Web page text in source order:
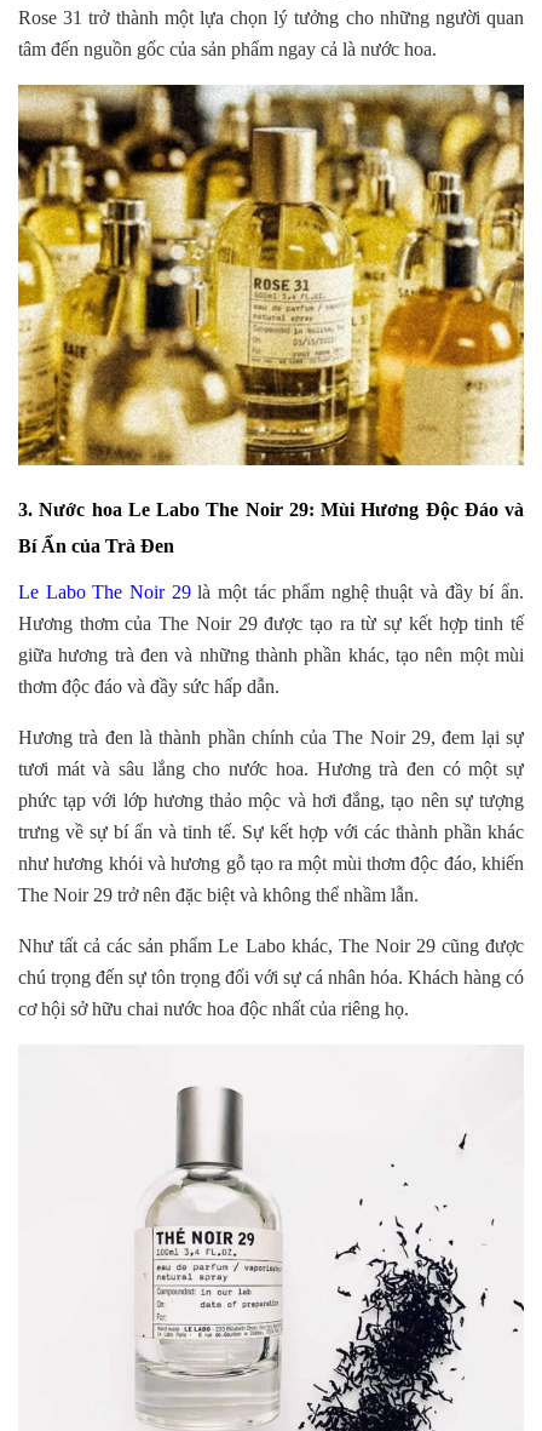
Rose 31 trở thành một lựa chọn lý tưởng cho những người quan
tâm đến nguồn gốc của sản phẩm ngay cả là nước hoa.
3. Nước hoa Le Labo The Noir 29: Mùi Hương Độc Đáo và
Bí Ẩn của Trà Đen
Le Labo The Noir 29là một tác phẩm nghệ thuật và đầy bí ẩn.
Hương thơm của The Noir 29 được tạo ra từ sự kết hợp tinh tế
giữa hương trà đen và những thành phần khác, tạo nên một mùi
thơm độc đáo và đầy sức hấp dẫn.
Hương trà đen là thành phần chính của The Noir 29, đem lại sự
tươi mát và sâu lắng cho nước hoa. Hương trà đen có một sự
phức tạp với lớp hương thảo mộc và hơi đắng, tạo nên sự tượng
trưng về sự bí ẩn và tinh tế. Sự kết hợp với các thành phần khác
như hương khói và hương gỗ tạo ra một mùi thơm độc đáo, khiến
The Noir 29 trở nên đặc biệt và không thể nhầm lẫn.
Như tất cả các sản phẩm Le Labo khác, The Noir 29 cũng được
chú trọng đến sự tôn trọng đối với sự cá nhân hóa. Khách hàng có
cơ hội sở hữu chai nước hoa độc nhất của riêng họ.